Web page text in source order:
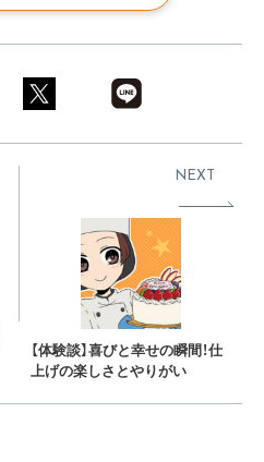
NEXT
【体験談】喜びと幸せの瞬間！仕
上げの楽しさとやりがい